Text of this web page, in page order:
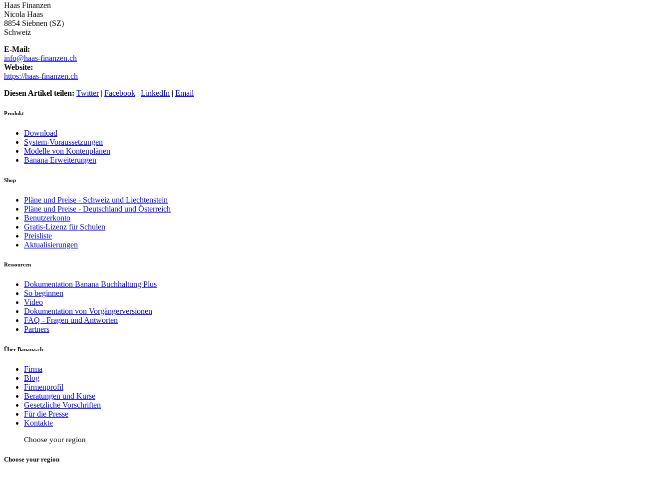
Haas Finanzen
Nicola Haas
8854 Siebnen (SZ)
Schweiz
E-Mail:
info@haas-finanzen.ch
Website:
https://haas-finanzen.ch
Diesen Artikel teilen: Twitter| Facebook | LinkedIn | Email
Produkt
Download
System-Voraussetzungen
Modelle von Kontenplänen
Banana Erweiterungen
Shop
Pläne und Preise - Schweiz und Liechtenstein
Pläne und Preise - Deutschland und Österreich
Benutzerkonto
Gratis-Lizenz für Schulen
Preisliste
Aktualisierungen
Ressourcen
Dokumentation Banana Buchhaltung Plus
So beginnen
Video
Dokumentation von Vorgängerversionen
FAQ - Fragen und Antworten
Partners
Über Banana.ch
Firma
Blog
Firmenprofil
Beratungen und Kurse
Gesetzliche Vorschriften
Für die Presse
Kontakte
Choose your region
Choose your region